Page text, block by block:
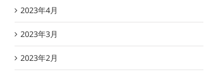
2023年4月
2023年3月
2023年2月